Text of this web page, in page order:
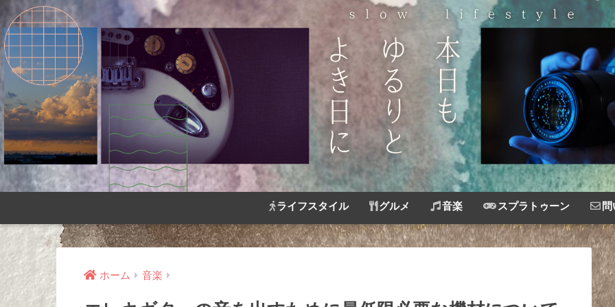
ライフスタイル グルメ 音楽 スプラトゥーン
ホーム 音楽